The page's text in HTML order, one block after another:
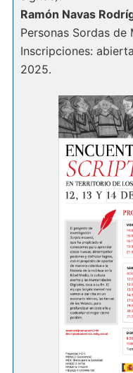
Ramón Navas
Personas Sordas de
Inscripciones:
2025.